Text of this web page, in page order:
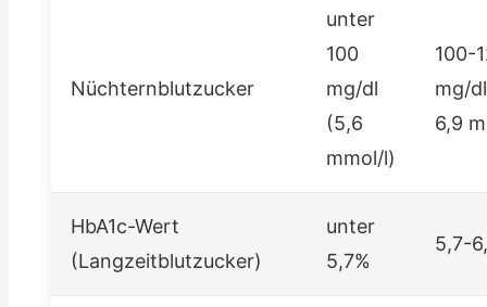
Nüchternblutzucker
unter
100
mg/dl
(5,6
mmol/l)
100-
mg/
6,9
HbA1c-Wert
(Langzeitblutzucker)
unter
5,7%
5,7-